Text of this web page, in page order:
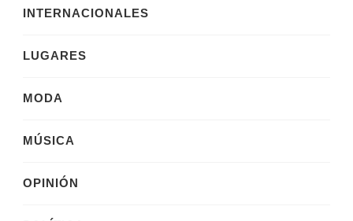
INTERNACIONALES
LUGARES
MODA
MÚSICA
OPINIÓN